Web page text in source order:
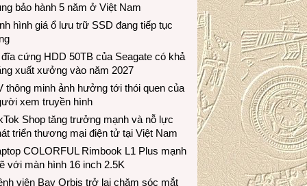
bảo hành 5 năm ở Việt Nam
hình giá ổ lưu trữ SSD đang tiếp tục
cứng HDD 50TB của Seagate có khả
xuất xưởng vào năm 2027
thông minh ảnh hưởng tới thói quen của
xem truyền hình
Shop tăng trưởng mạnh và nỗ lực
triển thương mại điện tử tại Việt Nam
COLORFUL Rimbook L1 Plus mạnh
với màn hình 16 inch 2.5K
viện Bay Orbis trở lại chăm sóc mắt